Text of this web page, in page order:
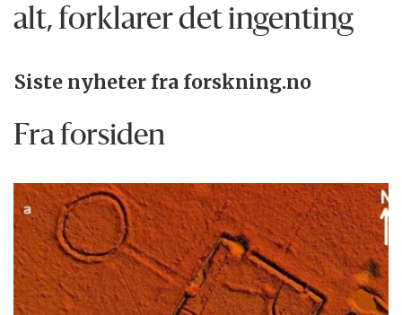
alt, forklarer det ingenting
Siste nyheter fra forskning.no
Fra forsiden